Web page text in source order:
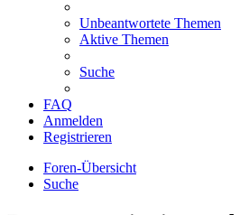
Unbeantwortete Themen
Aktive Themen
Suche
FAQ
Anmelden
Registrieren
Foren-Übersicht
Suche